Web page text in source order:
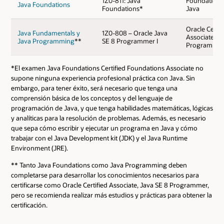
Java
Nombre del
ruta
Getting
Started with
Java Using
Alice
Taller 8
Próximo taller
o Java
Fundamentals
Creating Java
Programs with
Greenfoot
Taller 16
Próximo taller
o Java
Foundations
Programming
the Finch
Robot in
Greenfoot
Foundations
Programming
the Finch
Robot in Java
Taller 8
Oracle APEX
Application
Development
Java Foundations
Foundations*
Java
Java Fundamentals y
Java Programming**
1Z0-808 – Oracle Java
SE 8 Programmer I
Oracle
Associate,
Programmer
*El examen Java Foundations Certified Foundations Associate no
supone ninguna experiencia profesional práctica con Java. Sin
embargo, para tener éxito, será necesario que tenga una
comprensión básica de los conceptos y del lenguaje de
programación de Java, y que tenga habilidades matemáticas, lógicas
y analíticas para la resolución de problemas. Además, es necesario
que sepa cómo escribir y ejecutar un programa en Java y cómo
trabajar con el Java Development kit (JDK) y el Java Runtime
Environment (JRE).
** Tanto Java Foundations como Java Programming deben
completarse para desarrollar los conocimientos necesarios para
certificarse como Oracle Certified Associate, Java SE 8 Programmer,
pero se recomienda realizar más estudios y prácticas para obtener la
certificación.